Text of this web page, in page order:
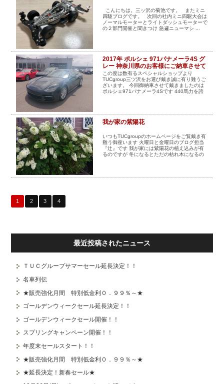
こんにちは。三ッ沢の菊池です。 またミニ
四駆ブログです。 次回の社内ミニ四駆大会は
ノーマルモーターとライトダッシュモーターで
の２部門開催と聞きつけ 急遽ニューマシ ...
2017年 ポルシェ 971パナメーラ4S グ
レー 神奈川県のお客様にご納車させて
戴きました
この度は数有るスペシャルショップより
TUCgroup三ツ沢をお選び戴き誠に有り難うご
ざいます。 今回御納車させて戴きましたのは
ポルシェ971パナメーラ4Sです 440馬力を誇
我が家の紫陽花
いつもTUCgroupのホームページをご覧戴き有
難う御座います 火曜日と金曜日のブログ担当
『辻』です 我が家には紫陽花の植え込みが有
るのですが 冬になるとただの枯れ木になるの
1 2 3 4
最近投稿されたニュース
ＴＵＣグループサマーセール延長決定！！
名車列伝
★販売強化月間 特別低金利０．９９％～★
ゴールデンウィークセール延長決定！！
ゴールデンウィークセール開催！！
スプリングキャンペーン開催！！
年度末セールスタート！！
★販売強化月間 特別低金利０．９９％～★
★延長決定！新春セール★